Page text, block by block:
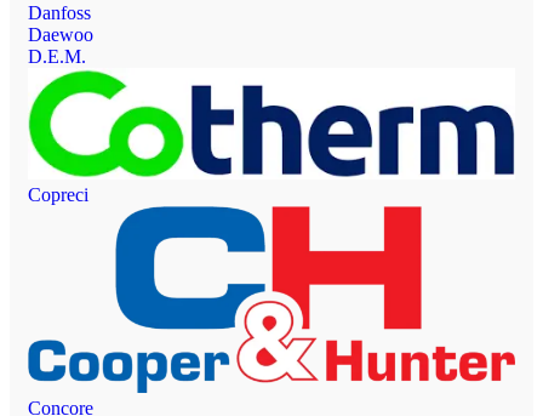
Danfoss
Daewoo
D.E.M.
Copreci
Concore